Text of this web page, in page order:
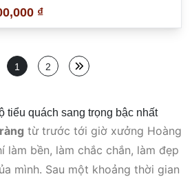
₫
1 2
tiểu quách sang trọng bậc nhất
từ trước tới giờ xưởng Hoàng
làm bền, làm chắc chắn, làm đẹp
mình. Sau một khoảng thời gian